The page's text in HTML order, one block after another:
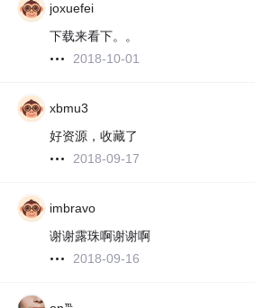
joxuefei
下载来看下。。
2018-10-01
xbmu3
好资源，收藏了
2018-09-17
imbravo
谢谢露珠啊谢谢啊
2018-09-16